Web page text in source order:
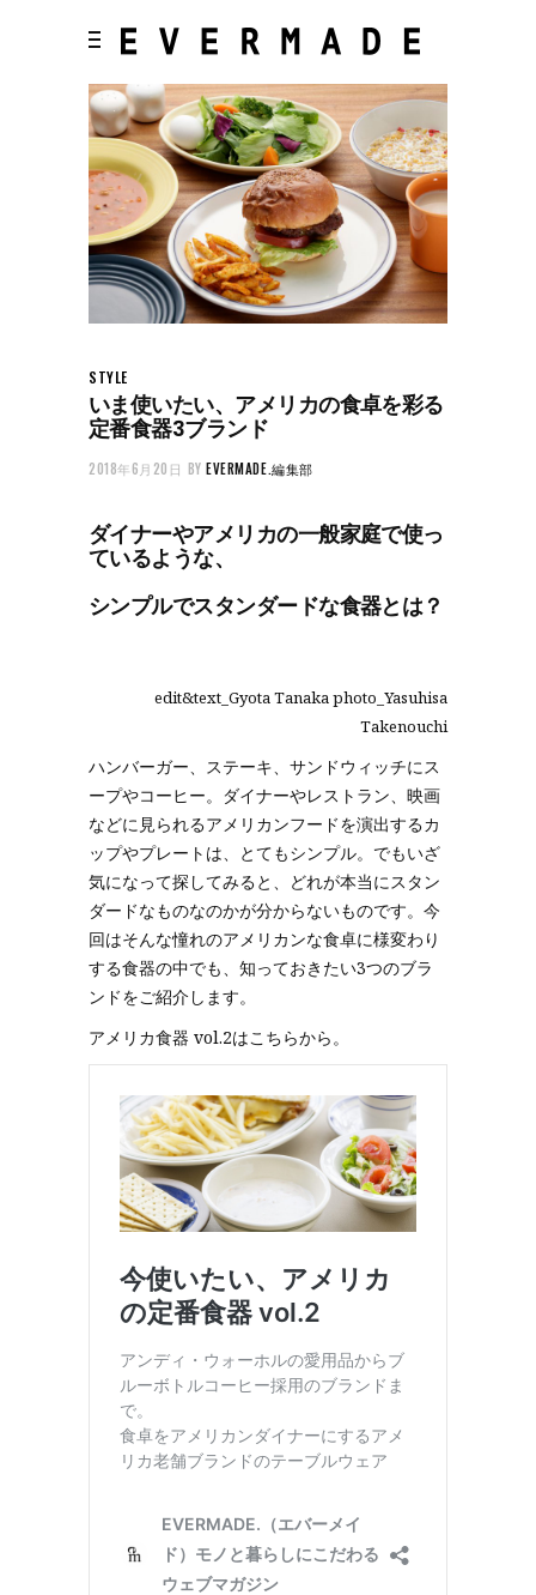
STYLE
いま使いたい、アメリカの食卓を彩る
定番食器3ブランド
2018年6月20日 BYEVERMADE.編集部
ダイナーやアメリカの一般家庭で使っ
ているような、
シンプルでスタンダードな食器とは？
edit&text_Gyota Tanaka photo_Yasuhisa
Takenouchi
ハンバーガー、ステーキ、サンドウィッチにス
ープやコーヒー。ダイナーやレストラン、映画
などに見られるアメリカンフードを演出するカ
ップやプレートは、とてもシンプル。でもいざ
気になって探してみると、どれが本当にスタン
ダードなものなのかが分からないものです。今
回はそんな憧れのアメリカンな食卓に様変わり
する食器の中でも、知っておきたい3つのブラ
ンドをご紹介します。
アメリカ食器 vol.2はこちらから。